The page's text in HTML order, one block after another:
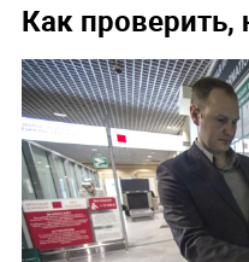
Как проверить,